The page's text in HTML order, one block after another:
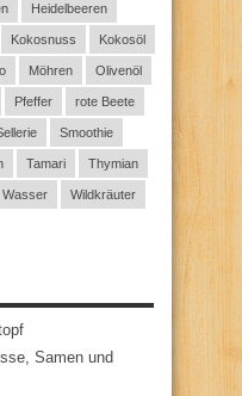
Heidelbeeren
Kokosnuss Kokosöl
Möhren Olivenöl
Pfeffer rote Beete
Smoothie
Tamari Thymian
Wasser Wildkräuter
Samen und